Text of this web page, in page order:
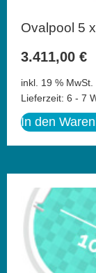
Ovalpool 5
3.411,00 €
inkl. 19 % MwSt.
Lieferzeit: 6 - 7
In den